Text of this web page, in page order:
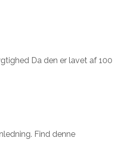
Da den er lavet af 100
Find denne